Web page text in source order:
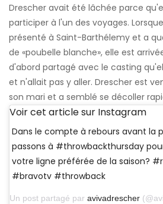
Drescher avait été lâchée parce
participer à l'un des voyages.
présenté à Saint-Barthélemy et a
de «poubelle blanche», elle est
d'abord partagé avec le casting
et n'allait pas y aller. Drescher est
son mari et a semblé se décoller
Voir cet article sur Instagram
Dans le compte à rebours avant la
passons à #throwbackthursday
votre ligne préférée de la saison?
#bravotv #throwback
Un post partagé par avivadrescher